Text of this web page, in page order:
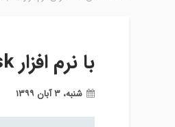
با نرم افزار Help Desk و ویژگی‌های آن آشنا شوید
شنبه، ۳ آبان ۱۳۹۹